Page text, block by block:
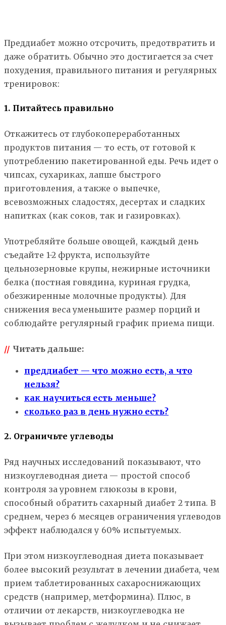
Преддиабет можно отсрочить, предотвратить и
даже обратить. Обычно это достигается за счет
похудения, правильного питания и регулярных
тренировок:
1. Питайтесь правильно
Откажитесь от глубокопереработанных
продуктов питания — то есть, от готовой к
употреблению пакетированной еды. Речь идет о
чипсах, сухариках, лапше быстрого
приготовления, а также о выпечке,
всевозможных сладостях, десертах и сладких
напитках (как соков, так и газировках).
Употребляйте больше овощей, каждый день
съедайте 1-2 фрукта, используйте
цельнозерновые крупы, нежирные источники
белка (постная говядина, куриная грудка,
обезжиренные молочные продукты). Для
снижения веса уменьшите размер порций и
соблюдайте регулярный график приема пищи.
// Читать дальше:
преддиабет — что можно есть, а что
нельзя?
как научиться есть меньше?
сколько раз в день нужно есть?
2. Ограничьте углеводы
Ряд научных исследований показывают, что
низкоуглеводная диета — простой способ
контроля за уровнем глюкозы в крови,
способный обратить сахарный диабет 2 типа. В
среднем, через 6 месяцев ограничения углеводов
эффект наблюдался у 60% испытуемых.
При этом низкоуглеводная диета показывает
более высокий результат в лечении диабета, чем
прием таблетированных сахароснижающих
средств (например, метформина). Плюс, в
отличии от лекарств, низкоуглеводка не